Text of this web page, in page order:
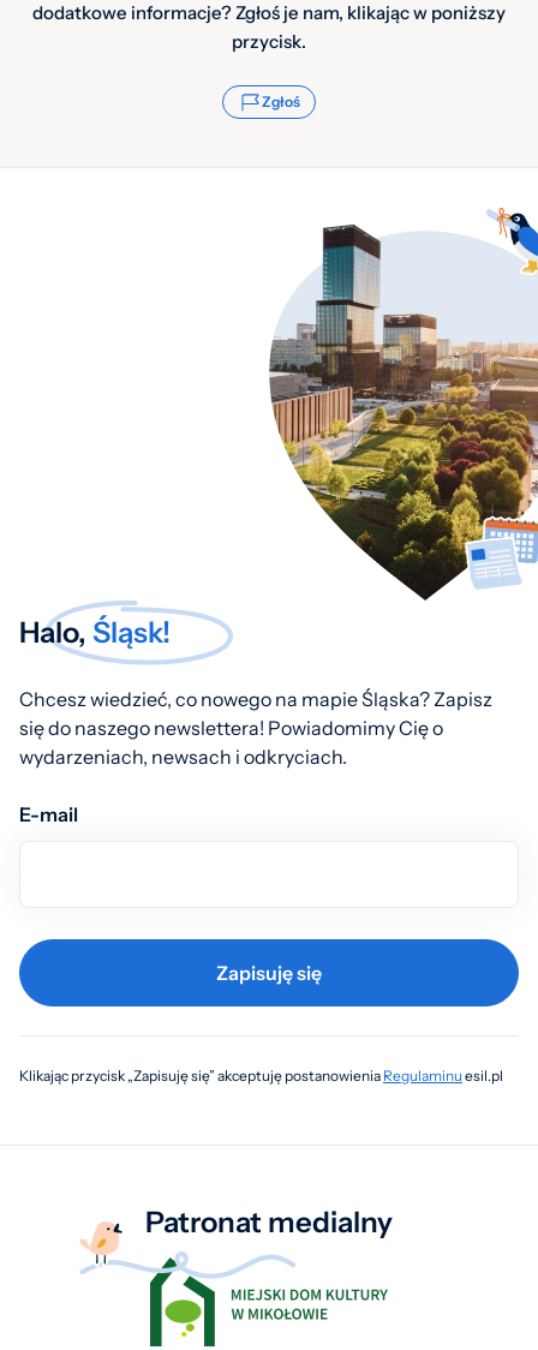
dodatkowe informacje? Zgłoś je nam, klikając w poniższy
przycisk.
Zgłoś
Halo, Śląsk!
Chcesz wiedzieć, co nowego na mapie Śląska? Zapisz
się do naszego newslettera! Powiadomimy Cię o
wydarzeniach, newsach i odkryciach.
E-mail
Zapisuję się
Klikając przycisk „Zapisuję się” akceptuję postanowienia Regulaminuesil.pl
Patronat medialny